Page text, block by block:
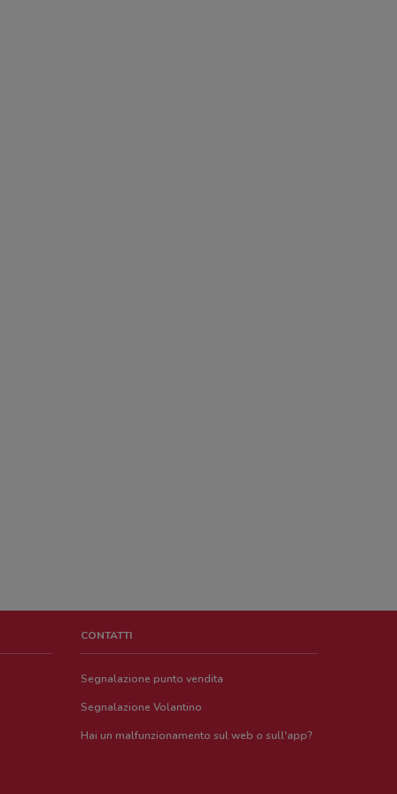
CONTATTI
Segnalazione punto vendita
Segnalazione Volantino
Hai un malfunzionamento sul web o sull'app?